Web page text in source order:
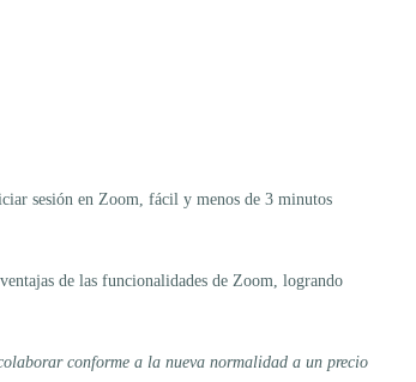
sesión en Zoom, fácil y menos de 3 minutos
de las funcionalidades de Zoom, logrando
conforme a la nueva normalidad a un precio